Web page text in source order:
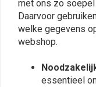
Belangrijkste
Agressief comfort:
controle.
Verbeterde tractie:
meer vertrouwen
Lees meer
Reviews
met ons zo
Daarvoor
welke gegevens
webshop.
essentieel